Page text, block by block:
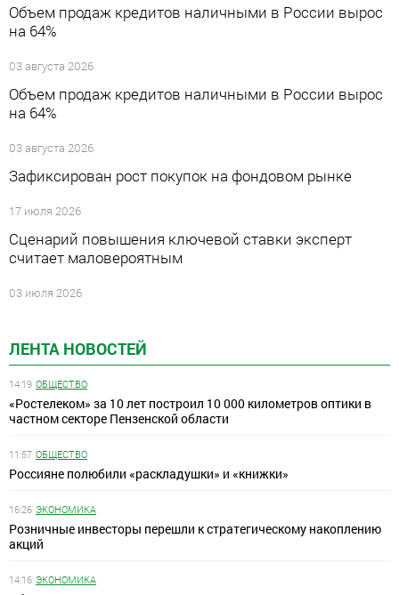
ЛЕНТА НОВОСТЕЙ
14:19 ОБЩЕСТВО
«Ростелеком» за 10 лет построил 10 000 километров оптики в
частном секторе Пензенской области
11:57 ОБЩЕСТВО
Россияне полюбили «раскладушки» и «книжки»
16:26 ЭКОНОМИКА
Розничные инвесторы перешли к стратегическому накоплению
акций
14:16 ЭКОНОМИКА
Объем продаж кредитов наличными в России вырос
на 64%
03 августа 2026
Объем продаж кредитов наличными в России вырос
на 64%
03 августа 2026
Зафиксирован рост покупок на фондовом рынке
17 июля 2026
Сценарий повышения ключевой ставки эксперт
считает маловероятным
03 июля 2026